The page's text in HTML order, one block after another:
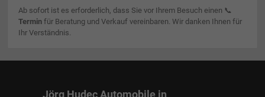
Ab sofort ist es erforderlich, dass Sie vor Ihrem Besuch einen 📞
Terminfür Beratung und Verkauf vereinbaren. Wir danken Ihnen für
Ihr Verständnis.
Jörg Hudec Automobile in